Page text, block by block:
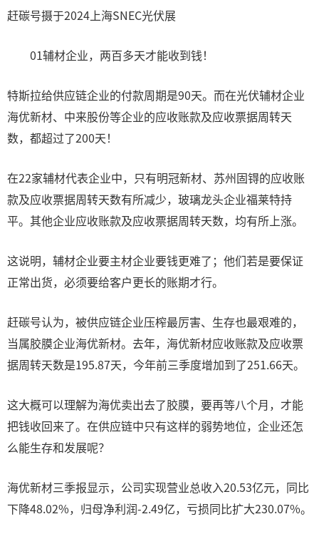
赶碳号摄于2024上海SNEC光伏展
01辅材企业，两百多天才能收到钱！
特斯拉给供应链企业的付款周期是90天。而在光伏辅材企业
海优新材、中来股份等企业的应收账款及应收票据周转天
数，都超过了200天！
在22家辅材代表企业中，只有明冠新材、苏州固锝的应收账
款及应收票据周转天数有所减少，玻璃龙头企业福莱特持
平。其他企业应收账款及应收票据周转天数，均有所上涨。
这说明，辅材企业要主材企业要钱更难了；他们若是要保证
正常出货，必须要给客户更长的账期才行。
赶碳号认为，被供应链企业压榨最厉害、生存也最艰难的，
当属胶膜企业海优新材。去年，海优新材应收账款及应收票
据周转天数是195.87天，今年前三季度增加到了251.66天。
这大概可以理解为海优卖出去了胶膜，要再等八个月，才能
把钱收回来了。在供应链中只有这样的弱势地位，企业还怎
么能生存和发展呢？
海优新材三季报显示，公司实现营业总收入20.53亿元，同比
下降48.02%，归母净利润-2.49亿，亏损同比扩大230.07%。